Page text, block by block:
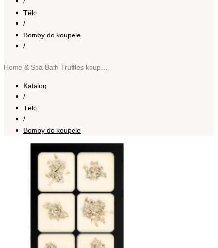
Tělo
/
Bomby do koupele
/
Katalog
/
Tělo
/
Bomby do koupele